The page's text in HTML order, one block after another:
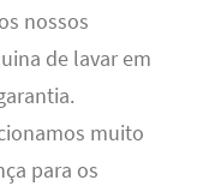
nossos
de lavar em
muito
para os